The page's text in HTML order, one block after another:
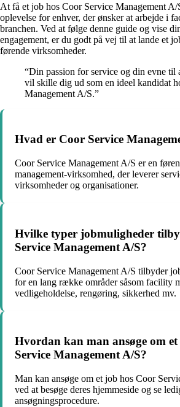
At få et job hos Coor Service Management
oplevelse for enhver, der ønsker at arbejde i
branchen. Ved at følge denne guide og vise
engagement, er du godt på vej til at lande et
førende virksomheder.
“Din passion for service og din evne til
vil skille dig ud som en ideel kandidat
Management A/S.”
Hvad er Coor Service
Coor Service Management A/S er en
management-virksomhed, der leverer
virksomheder og organisationer.
Hvilke typer jobmuligheder
Service Management A/S?
Coor Service Management A/S tilbyder
for en lang række områder såsom facility
vedligeholdelse, rengøring, sikkerhed mv.
Hvordan kan man ansøge om
Service Management A/S?
Man kan ansøge om et job hos Coor
ved at besøge deres hjemmeside og se
ansøgningsprocedure.